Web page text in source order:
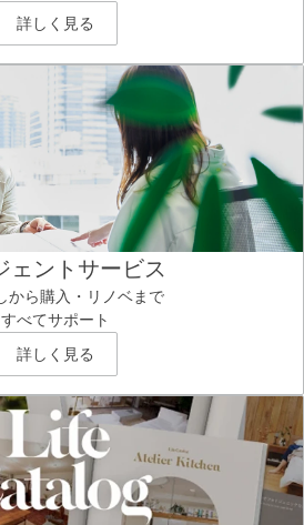
詳しく見る
ェントサービス
から購入・リノベまで
すべてサポート
詳しく見る